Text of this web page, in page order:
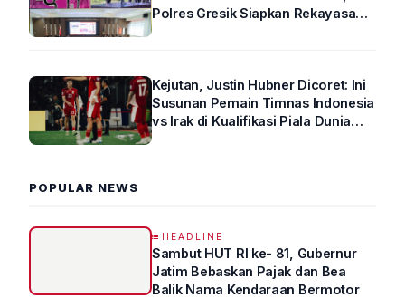
Polres Gresik Siapkan Rekayasa
Kejutan, Justin Hubner Dicoret: Ini
Susunan Pemain Timnas Indonesia
vs Irak di Kualifikasi Piala Dunia
POPULAR NEWS
HEADLINE
Sambut HUT RI ke- 81, Gubernur
Jatim Bebaskan Pajak dan Bea
Balik Nama Kendaraan Bermotor